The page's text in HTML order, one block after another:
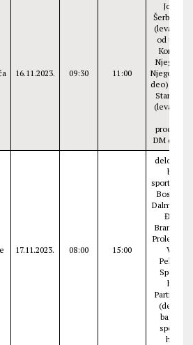
16.11.2023. 09:30 11:00
Jovana
(leva
od ul
Korzo do
Njegoševa
deo) i deo
Stari
(leva
DM do
17.11.2023. 08:00 15:00
delovi
bliže
sportskoj
Đurđa
Vase
Pelagića,
Sportska
hala,
(deo oko
bazena i
sportske
hale)